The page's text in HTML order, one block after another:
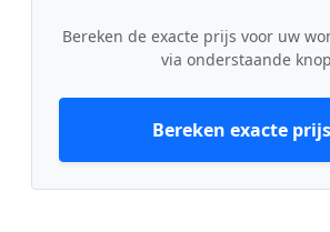
Bereken de exacte prijs voor uw
via onderstaande
Bereken exacte